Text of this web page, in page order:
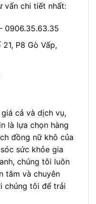
vấn chi tiết nhất:
0906.35.63.35
P8 Gò Vấp,
cả và dịch vụ,
là lựa chọn hàng
đồng nữ khô của
sức khỏe gia
chúng tôi luôn
tâm và chuyên
chúng tôi để trải